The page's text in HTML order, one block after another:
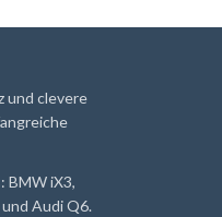
und clevere
BMW iX3,
Audi Q6.